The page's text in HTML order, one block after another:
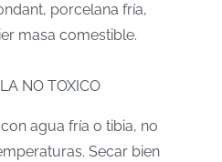
porcelana fría,
masa comestible.
NO TOXICO
agua fría o tibia, no
Secar bien